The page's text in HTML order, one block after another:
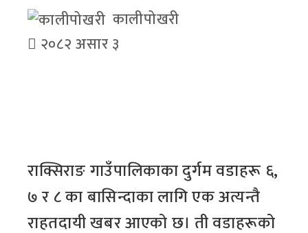
कालीपोखरी
२०८२ असार ३
राक्सिराङ गाउँपालिकाका दुर्गम वडाहरू ६,
७ र ८ का बासिन्दाका लागि एक अत्यन्तै
राहतदायी खबर आएको छ। ती वडाहरूको